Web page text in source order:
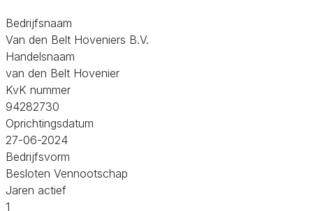
Bedrijfsnaam
Van den Belt Hoveniers B.V.
Handelsnaam
van den Belt Hovenier
KvK nummer
94282730
Oprichtingsdatum
27-06-2024
Bedrijfsvorm
Besloten Vennootschap
Jaren actief
1